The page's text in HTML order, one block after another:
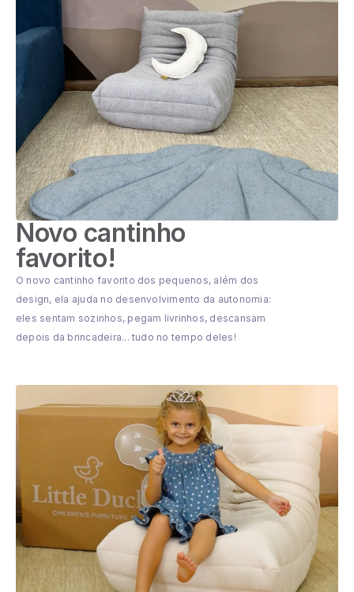
Novo cantinho
favorito!
O novo cantinho favorito dos pequenos, além dos
design, ela ajuda no desenvolvimento da autonomia:
eles sentam sozinhos, pegam livrinhos, descansam
depois da brincadeira... tudo no tempo deles!